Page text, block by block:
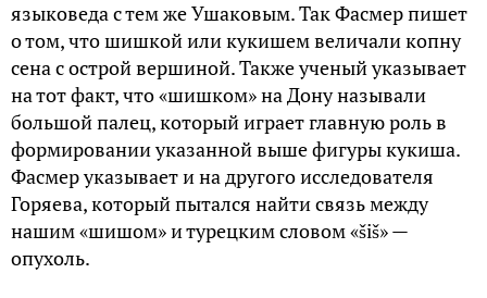
языковеда с тем же Ушаковым. Так Фасмер пишет
о том, что шишкой или кукишем величали копну
сена с острой вершиной. Также ученый указывает
на тот факт, что «шишком» на Дону называли
большой палец, который играет главную роль в
формировании указанной выше фигуры кукиша.
Фасмер указывает и на другого исследователя
Горяева, который пытался найти связь между
нашим «шишом» и турецким словом «šiš» —
опухоль.